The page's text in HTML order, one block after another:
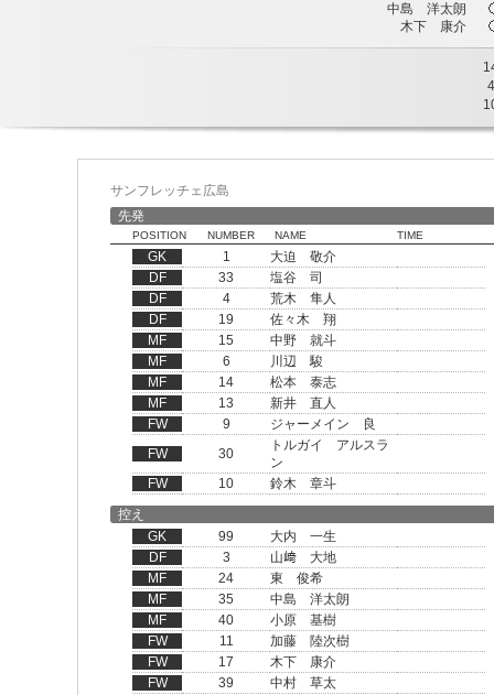
中島 洋太朗
木下 康介
4
サンフレッチェ広島
先発
POSITION NUMBER NAME TIME
GK 1
大迫 敬介
DF
33
塩谷 司
DF
4
荒木 隼人
DF
19
佐々木 翔
MF
15
中野 就斗
MF
6
川辺 駿
MF
14
松本 泰志
MF
13
新井 直人
FW
9
ジャーメイン 良
FW
30
トルガイ アルスラ
ン
FW
10
鈴木 章斗
控え
GK
99
大内 一生
DF
3
山﨑 大地
MF
24
東 俊希
MF
35
中島 洋太朗
MF
40
小原 基樹
FW
11
加藤 陸次樹
FW
17
木下 康介
FW
39
中村 草太